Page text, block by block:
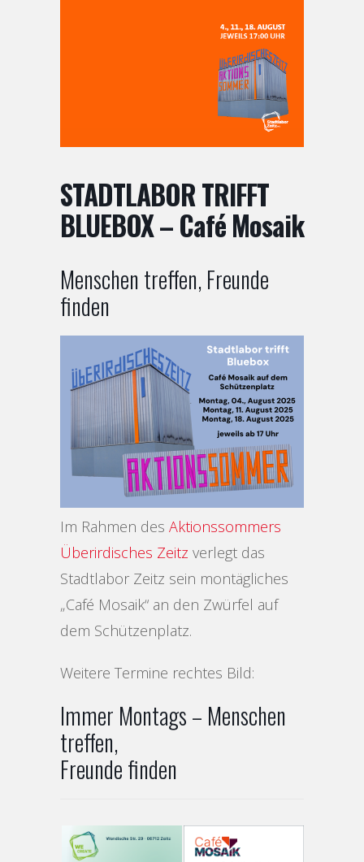
STADTLABOR TRIFFT
BLUEBOX – Café Mosaik
Menschen treffen, Freunde
finden
Im Rahmen des Aktionssommers
Überirdisches Zeitz verlegt das
Stadtlabor Zeitz sein montägliches
„Café Mosaik“ an den Zwürfel auf
dem Schützenplatz.
Weitere Termine rechtes Bild:
Immer Montags – Menschen
treffen,
Freunde finden